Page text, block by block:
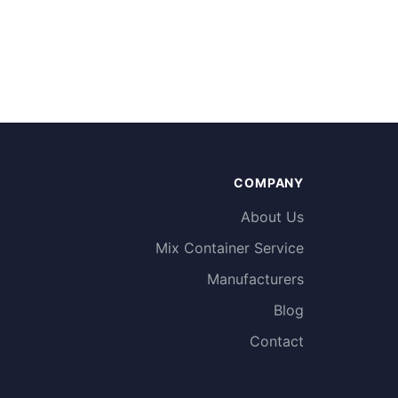
COMPANY
About Us
Mix Container Service
Manufacturers
Blog
Contact